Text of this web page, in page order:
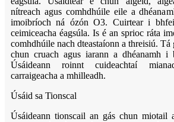
nítreach agus comhdhúile eile a
imoibríoch ná ózón O3. Cuirtear i
ceimiceacha éagsúla. Is é an sprioc ráta
comhdhúile nach dteastaíonn a threisiú. Tá
chun cruach agus iarann ​​a dhéanamh i
Úsáideann roinnt cuideachtaí
carraigeacha a mhilleadh.
Úsáid sa Tionscal
Úsáideann tionscail an gás chun miotail